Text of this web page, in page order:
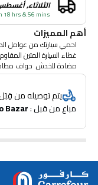
الثلاثاء, أغسطس
18 hrs & 56 mins
أهم المميزات
احمي سيارتك من عوامل
غطاء السيارة المتين
مضادة للخدش. حواف
ثباتًا آمنًا. يأتي غطاء
الأوساخ والغبار
الصادم الأمامي أولاً ، ثم
السيارات في التصميم
يتم توصيله من
مباع من قبل : Bazar